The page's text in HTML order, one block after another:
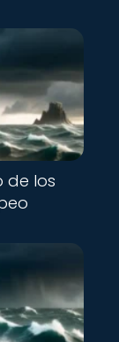
de los